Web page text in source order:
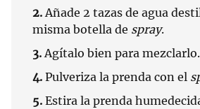
2.Añade 2 tazas de agua
misma botella de spray.
3.Agítalo bien para mezclarlo.
4. Pulveriza la prenda con el
5. Estira la prenda